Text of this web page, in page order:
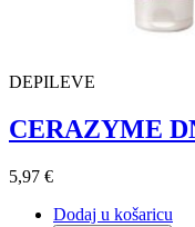
DEPILEVE
CERAZYME
5,97 €
Dodaj u košaricu